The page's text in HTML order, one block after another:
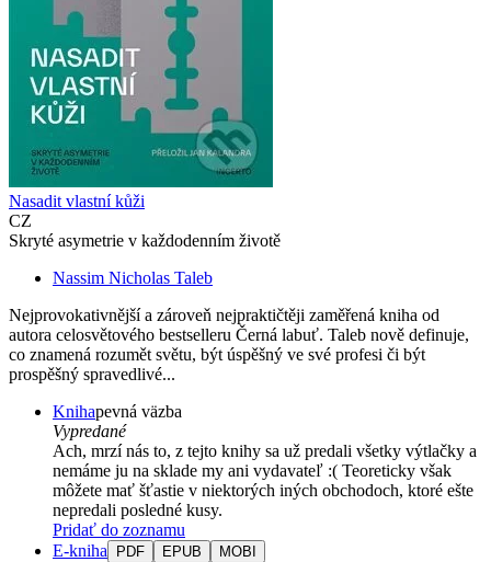
Nasadit vlastní kůži
CZ
Skryté asymetrie v každodenním životě
Nassim Nicholas Taleb
Nejprovokativnější a zároveň nejpraktičtěji zaměřená kniha od
autora celosvětového bestselleru Černá labuť. Taleb nově definuje,
co znamená rozumět světu, být úspěšný ve své profesi či být
prospěšný spravedlivé...
Knihapevná väzba
Vypredané
Ach, mrzí nás to, z tejto knihy sa už predali všetky výtlačky a
nemáme ju na sklade my ani vydavateľ :( Teoreticky však
môžete mať šťastie v niektorých iných obchodoch, ktoré ešte
nepredali posledné kusy.
Pridať do zoznamu
E-kniha
PDF EPUB MOBI